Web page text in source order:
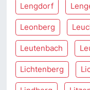
Lengdorf
Leonberg
Leutenbach
Lichtenberg